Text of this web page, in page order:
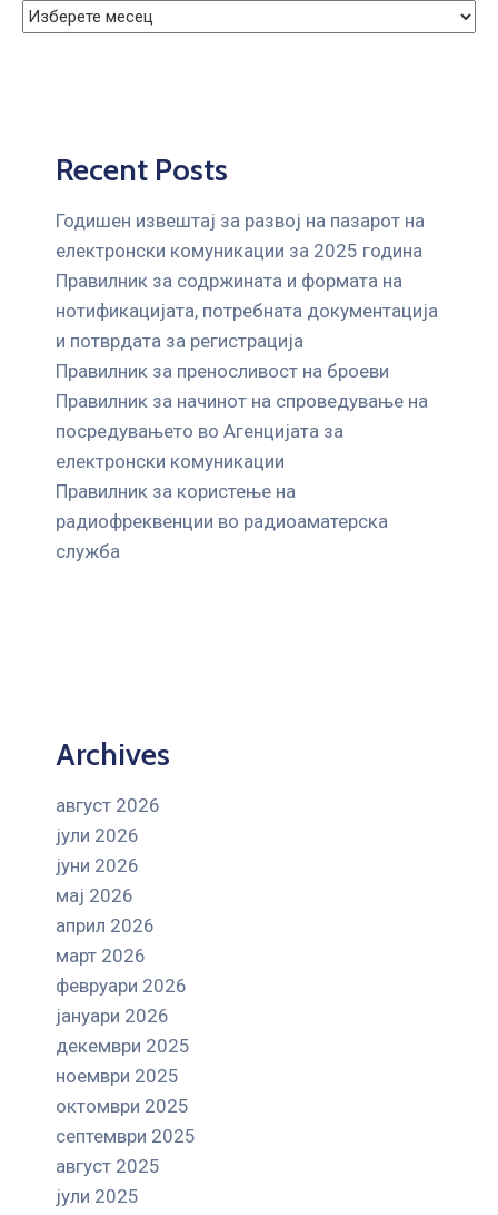
Recent Posts
Годишен извештај за развој на пазарот на
електронски комуникации за 2025 година
Правилник за содржината и формата на
нотификацијата, потребната документација
и потврдата за регистрација
Правилник за преносливост на броеви
Правилник за начинот на спроведување на
посредувањето во Агенцијата за
електронски комуникации
Правилник за користење на
радиофреквенции во радиоаматерска
служба
Archives
август 2026
јули 2026
јуни 2026
мај 2026
април 2026
март 2026
февруари 2026
јануари 2026
декември 2025
ноември 2025
октомври 2025
септември 2025
август 2025
јули 2025